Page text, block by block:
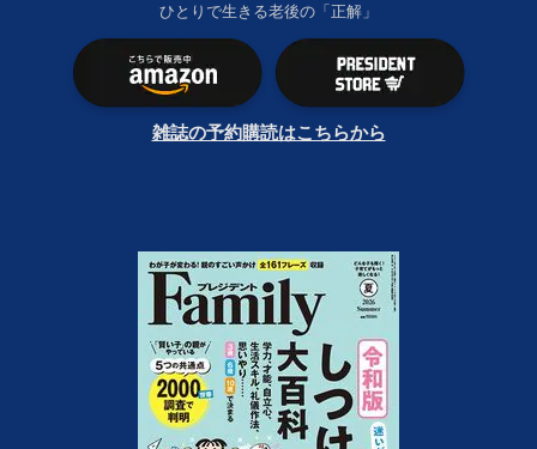
ひとりで生きる老後の「正解」
雑誌の予約購読はこちらから